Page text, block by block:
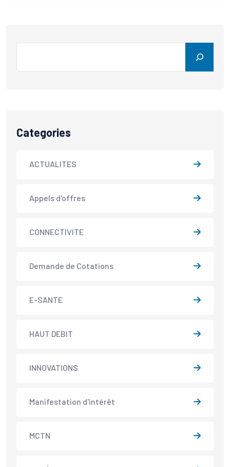
Categories
ACTUALITES
Appels d'offres
CONNECTIVITE
Demande de Cotations
E-SANTE
HAUT DEBIT
INNOVATIONS
Manifestation d'intérêt
MCTN